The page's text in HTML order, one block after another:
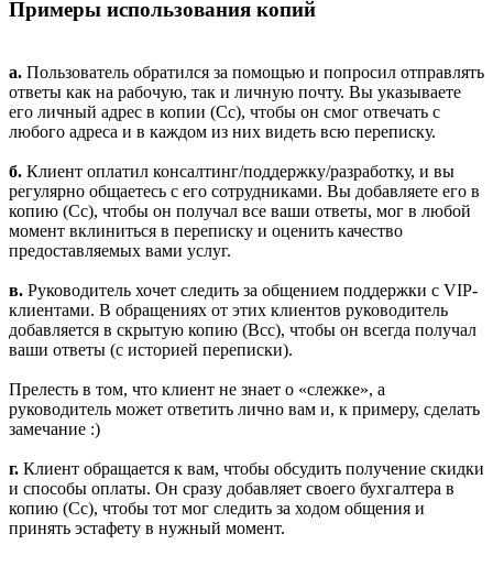
Примеры использования копий
а. Пользователь обратился за помощью и попросил отправлять
ответы как на рабочую, так и личную почту. Вы указываете
его личный адрес в копии (Cc), чтобы он смог отвечать с
любого адреса и в каждом из них видеть всю переписку.
б. Клиент оплатил консалтинг/поддержку/разработку, и вы
регулярно общаетесь с его сотрудниками. Вы добавляете его в
копию (Cc), чтобы он получал все ваши ответы, мог в любой
момент вклиниться в переписку и оценить качество
предоставляемых вами услуг.
в. Руководитель хочет следить за общением поддержки с VIP-
клиентами. В обращениях от этих клиентов руководитель
добавляется в скрытую копию (Bcc), чтобы он всегда получал
ваши ответы (с историей переписки).
Прелесть в том, что клиент не знает о «слежке», а
руководитель может ответить лично вам и, к примеру, сделать
замечание :)
г. Клиент обращается к вам, чтобы обсудить получение скидки
и способы оплаты. Он сразу добавляет своего бухгалтера в
копию (Cc), чтобы тот мог следить за ходом общения и
принять эстафету в нужный момент.